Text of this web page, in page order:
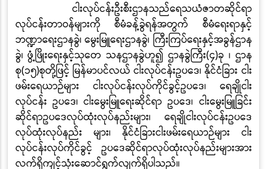
ငါးလုပ်ငန်းဦးစီးဌာနသည်ရေသယံဇာတဆိုင်ရာ
လုပ်ငန်းတာဝန်များကို စီမံခန့်ခွဲရန်အတွက် စီမံရေးရာနှင့်
ဘဏ္ဍာရေးဌာနခွဲ၊ မွေးမြူရေးဌာနခွဲ၊ ကြီးကြပ်ရေးနှင့်အခွန်ဌာန
ခွဲ၊ ဖွံ့ဖြိုးရေးနှင့်သုတေ သနဌာနခွဲဟူ၍ ဌာနခွဲကြီး(၄)ခု ၊ ဌာန
စု(၁၅)စုတို့ဖြင့် မြန်မာပင်လယ် ငါးလုပ်ငန်းဥပဒေ၊ နိုင်ငံခြား ငါး
ဖမ်းရေယာဉ်များ ငါးလုပ်ငန်းလုပ်ကိုင်ခွင့်ဥပဒေ၊ ရေချိုငါး
လုပ်ငန်း ဥပဒေ၊ ငါးမွေးမြူရေးဆိုင်ရာ ဥပဒေ၊ ငါးမွေးမြူခြင်း
ဆိုင်ရာဥပဒေလုပ်ထုံးလုပ်နည်းများ၊ ရေချိုငါးလုပ်ငန်းဥပဒေ
လုပ်ထုံးလုပ်နည်း များ၊ နိုင်ငံခြားငါးဖမ်းရေယာဉ်များ ငါး
လုပ်ငန်းလုပ်ကိုင်ခွင့် ဥပဒေဆိုင်ရာလုပ်ထုံးလုပ်နည်းများအား
လက်ရှိကျင့်သုံးဆောင်ရွက်လျက်ရှိပါသည်။